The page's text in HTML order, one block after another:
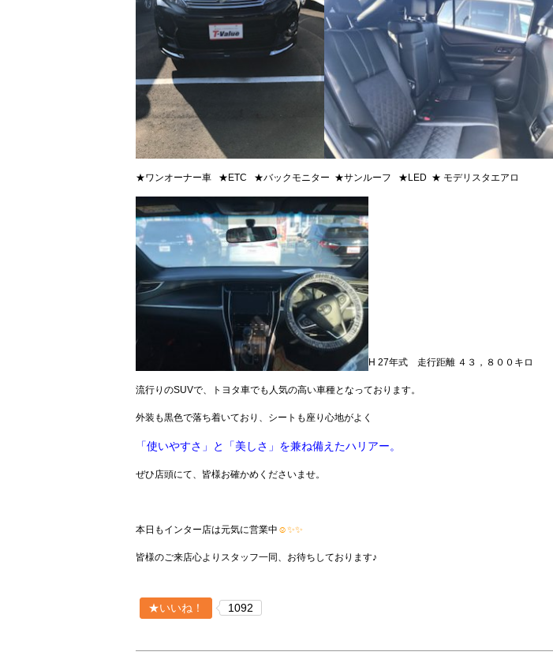
★ワンオーナー車 ★ETC ★バックモニター ★サンルーフ ★LED ★ モデリスタエアロ
H 27年式 走行距離 ４３，８００キロ
流行りのSUVで、トヨタ車でも人気の高い車種となっております。
外装も黒色で落ち着いており、シートも座り心地がよく
「使いやすさ」と「美しさ」を兼ね備えたハリアー。
ぜひ店頭にて、皆様お確かめくださいませ。
本日もインター店は元気に営業中 ☺✨✨
皆様のご来店心よりスタッフ一同、お待ちしております♪
★いいね！ 1092